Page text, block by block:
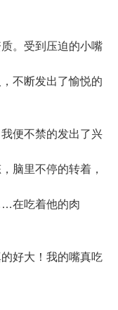
。受到压迫的小嘴
不断发出了愉悦的
便不禁的发出了兴
脑里不停的转着，
在吃着他的肉
好大！我的嘴真吃